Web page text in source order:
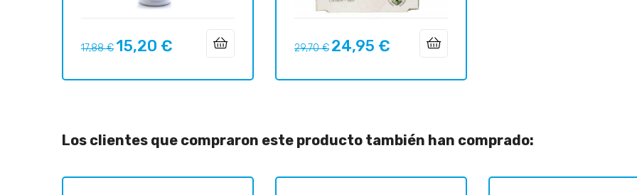
Precio
17,88 € Precio
15,20 €
Precio
29,70 € Precio
24,95 €
Los clientes que compraron este producto también han comprado: